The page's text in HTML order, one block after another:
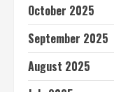
October 2025
September 2025
August 2025